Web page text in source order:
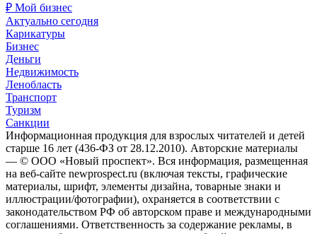
₽ Мой бизнес
Актуально сегодня
Карикатуры
Бизнес
Деньги
Недвижимость
Ленобласть
Транспорт
Туризм
Санкции
Информационная продукция для взрослых читателей и детей
старше 16 лет (436-ФЗ от 28.12.2010). Авторские материалы
— © ООО «Новый проспект». Вся информация, размещенная
на веб-сайте newprospect.ru (включая тексты, графические
материалы, шрифт, элементы дизайна, товарные знаки и
иллюстрации/фотографии), охраняется в соответствии с
законодательством РФ об авторском праве и международными
соглашениями. Ответственность за содержание рекламы, в